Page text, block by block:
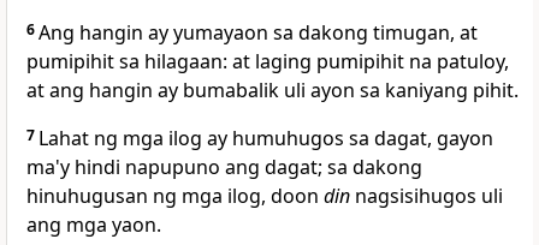
6Ang hangin ay yumayaon sa dakong timugan, at
pumipihit sa hilagaan: at laging pumipihit na patuloy,
at ang hangin ay bumabalik uli ayon sa kaniyang pihit.
7 Lahat ng mga ilog ay humuhugos sa dagat, gayon
ma'y hindi napupuno ang dagat; sa dakong
hinuhugusan ng mga ilog, doon din nagsisihugos uli
ang mga yaon.